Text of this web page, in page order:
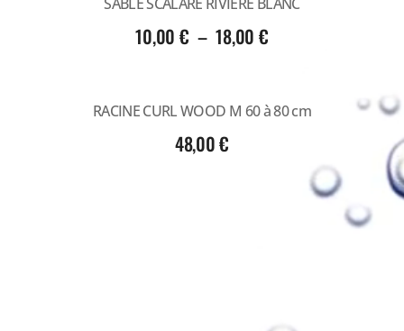
10,00 € – 18,00 €
RACINE CURL WOOD M 60 à 80 cm
48,00€